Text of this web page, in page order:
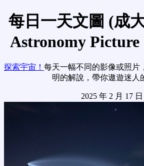
每日一天文圖 (成
Astronomy Picture
探索宇宙！ 每天一幅不同的影像或照片
明的解說，帶你遨遊迷人
2025 年 2 月 17 日